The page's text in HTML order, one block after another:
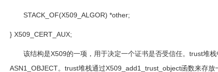
STACK_OF(X509_ALGOR) *other;
} X509_CERT_AUX;
该结构是X509的一项，用于决定一个证书是否受信任。 trust堆栈
ASN1_OBJECT。 trust堆栈通过X509_add1_trust_object函数来存放